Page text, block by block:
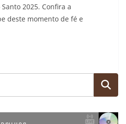
2025. Confira a
deste momento de fé e